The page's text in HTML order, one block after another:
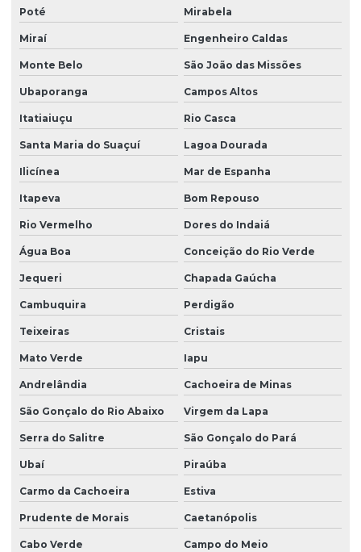
Poté Mirabela
Miraí Engenheiro Caldas
Monte Belo São João das Missões
Ubaporanga Campos Altos
Itatiaiuçu Rio Casca
Santa Maria do Suaçuí Lagoa Dourada
Ilicínea Mar de Espanha
Itapeva Bom Repouso
Rio Vermelho Dores do Indaiá
Água Boa Conceição do Rio Verde
Jequeri Chapada Gaúcha
Cambuquira Perdigão
Teixeiras Cristais
Mato Verde Iapu
Andrelândia Cachoeira de Minas
São Gonçalo do Rio Abaixo Virgem da Lapa
Serra do Salitre São Gonçalo do Pará
Ubaí Piraúba
Carmo da Cachoeira Estiva
Prudente de Morais Caetanópolis
Cabo Verde Campo do Meio